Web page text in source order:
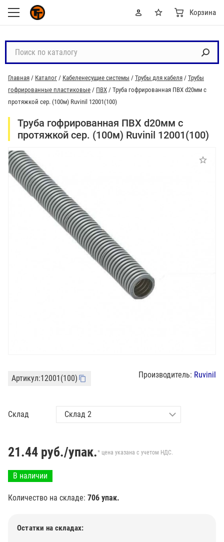
Корзина
с
к
п
о
а
т
а
Главная / Каталог / Кабеленесущие системы / Трубы для кабеля / Трубы
гофрированные пластиковые / ПВХ / Труба гофрированная ПВХ d20мм с
протяжкой сер. (100м) Ruvinil 12001(100)
Труба гофрированная ПВХ d20мм с
протяжкой сер. (100м) Ruvinil 12001(100)
Артикул:12001(100) Производитель: Ruvinil
Склад
21.44 руб./упак.* цена указана с учетом НДС.
В наличии
Количество на складе: 706 упак.
Остатки на складах: